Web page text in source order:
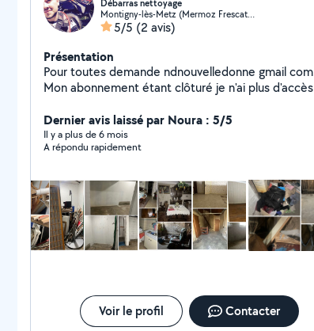
Débarras nettoyage
Montigny-lès-Metz (Mermoz Frescaty Patural l'Eveque)
5/5 (2 avis)
Présentation
Pour toutes demande ndnouvelledonne gmail
Mon abonnement étant clôturé je n'ai plus
chance Chaque enlèvement est recyclé au maximum.
Nouvelle vie, don, revalorisation, transformation.
déchets sont minimisés pour le bien de
Débarras désencombrants de maison
cave garage bureaux parties communes jardin
Dernier avis laissé par Noura : 5/5
Il y a plus de 6 mois
A répondu rapidement
Voir le profil Contacter